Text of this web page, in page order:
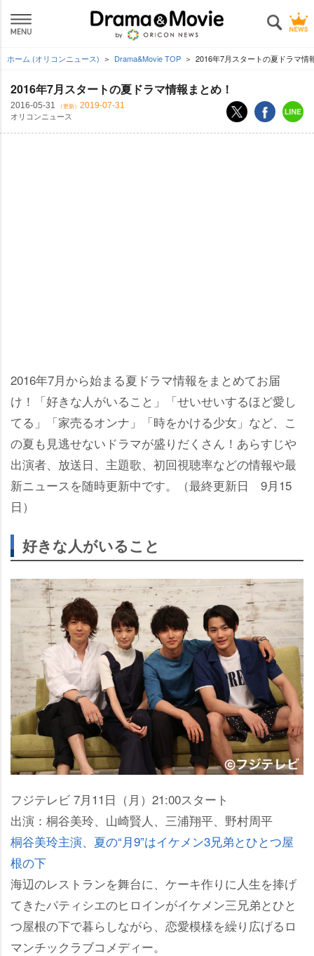
ホーム (オリコンニュース) Drama&Movie TOP 2016年7月スタートの夏ドラマ情
2016年7月スタートの夏ドラマ情報まとめ！
2016-05-31 （更新） 2019-07-31
オリコンニュース
2016年7月から始まる夏ドラマ情報をまとめてお届
け！「好きな人がいること」「せいせいするほど愛し
てる」「家売るオンナ」「時をかける少女」など、こ
の夏も見逃せないドラマが盛りだくさん！あらすじ
出演者、放送日、主題歌、初回視聴率などの情報や最
新ニュースを随時更新中です。（最終更新日 9月15
日）
好きな人がいること
フジテレビ 7月11日（月）21:00スタート
出演：桐谷美玲、山崎賢人、三浦翔平、野村周平
桐谷美玲主演、夏の“月9”はイケメン3兄弟とひとつ屋
根の下
海辺のレストランを舞台に、ケーキ作りに人生を捧げ
てきたパティシエのヒロインがイケメン三兄弟とひと
つ屋根の下で暮らしながら、恋愛模様を繰り広げるロ
マンチックラブコメディー。